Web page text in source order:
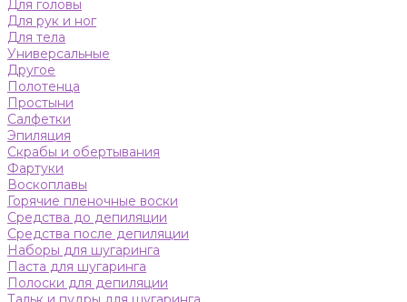
Для головы
Для рук и ног
Для тела
Универсальные
Другое
Полотенца
Простыни
Салфетки
Эпиляция
Скрабы и обертывания
Фартуки
Воскоплавы
Горячие пленочные воски
Средства до депиляции
Средства после депиляции
Наборы для шугаринга
Паста для шугаринга
Полоски для депиляции